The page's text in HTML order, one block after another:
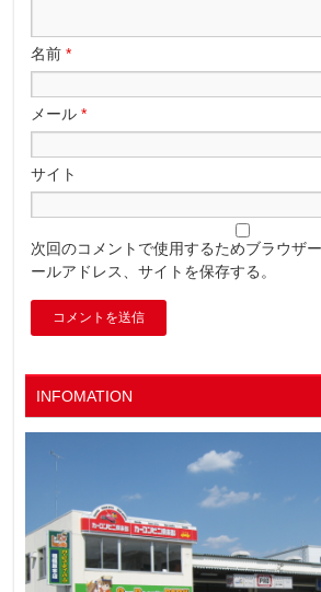
名前*
メール*
サイト
次回のコメントで使用するためブラウザ
ールアドレス、サイトを保存する。
INFOMATION